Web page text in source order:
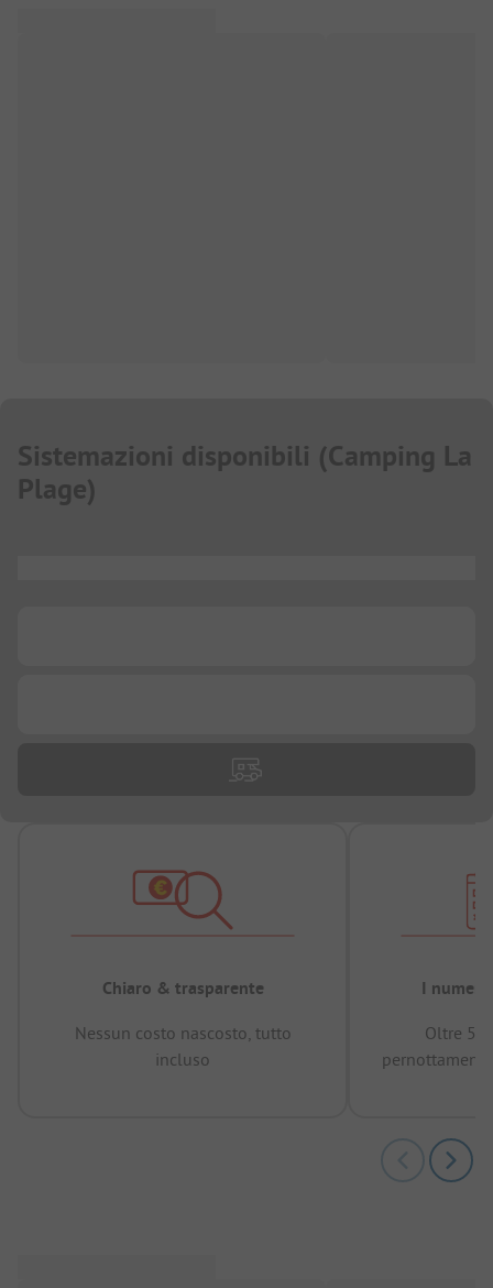
Sistemazioni disponibili (Camping La
Plage)
Chiaro & trasparente
Nessun costo nascosto, tutto
incluso
I numeri
Oltre